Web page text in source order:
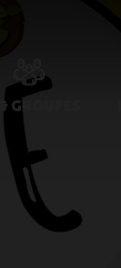
& GROUPES